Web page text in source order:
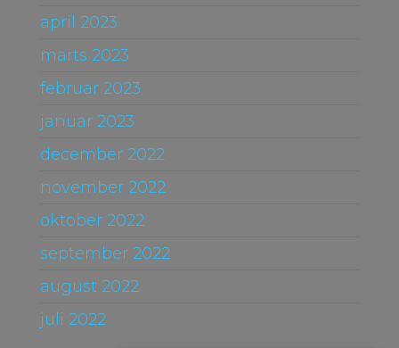
april 2023
marts 2023
februar 2023
januar 2023
december 2022
november 2022
oktober 2022
september 2022
august 2022
juli 2022